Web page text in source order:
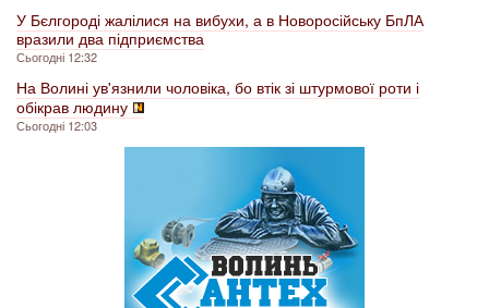
У Бєлгороді жалілися на вибухи, а в Новоросійську БпЛА
вразили два підприємства
Сьогодні 12:32
На Волині ув'язнили чоловіка, бо втік зі штурмової роти і
обікрав людину
Сьогодні 12:03